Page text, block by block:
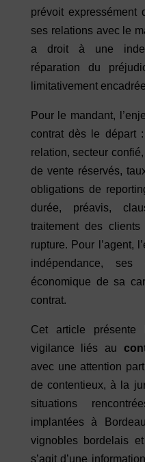
prévoit expressément
ses relations avec le
a droit à une
réparation du
limitativement
Pour le mandant,
contrat dès le départ
relation, secteur
de vente réservés,
obligations de
durée, préavis,
traitement des
rupture. Pour l’agent,
indépendance, ses
économique de sa
contrat.
Cet article présente
vigilance liés au
avec une attention
de contentieux, à la
situations
implantées à
vignobles bordelais
s’agit d’une